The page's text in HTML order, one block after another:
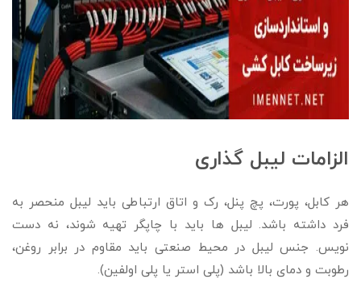
الزامات لیبل گذاری
هر کابل، پورت، پچ پنل، رک و اتاق ارتباطی باید لیبل منحصر به
فرد داشته باشد. لیبل ها باید با چاپگر تهیه شوند، نه دست
نویس. جنس لیبل در محیط صنعتی باید مقاوم در برابر روغن،
رطوبت و دمای بالا باشد (پلی استر یا پلی اولفین).